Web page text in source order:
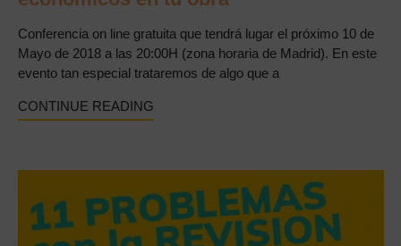
Conferencia on line gratuita que tendrá lugar el próximo 10 de
Mayo de 2018 a las 20:00H (zona horaria de Madrid). En este
evento tan especial trataremos de algo que a
CONTINUE READING